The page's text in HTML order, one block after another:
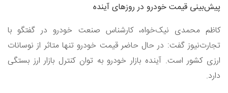
پیش‌بینی قیمت خودرو در روزهای آینده
کاظم محمدی نیک‌خواه، کارشناس صنعت خودرو در گفتگو با
تجارت‌نیوز گفت: در حال حاضر قیمت خودرو تنها متاثر از نوسانات
ارزی کشور است. آینده بازار خودرو به توان کنترل بازار ارز بستگی
دارد.